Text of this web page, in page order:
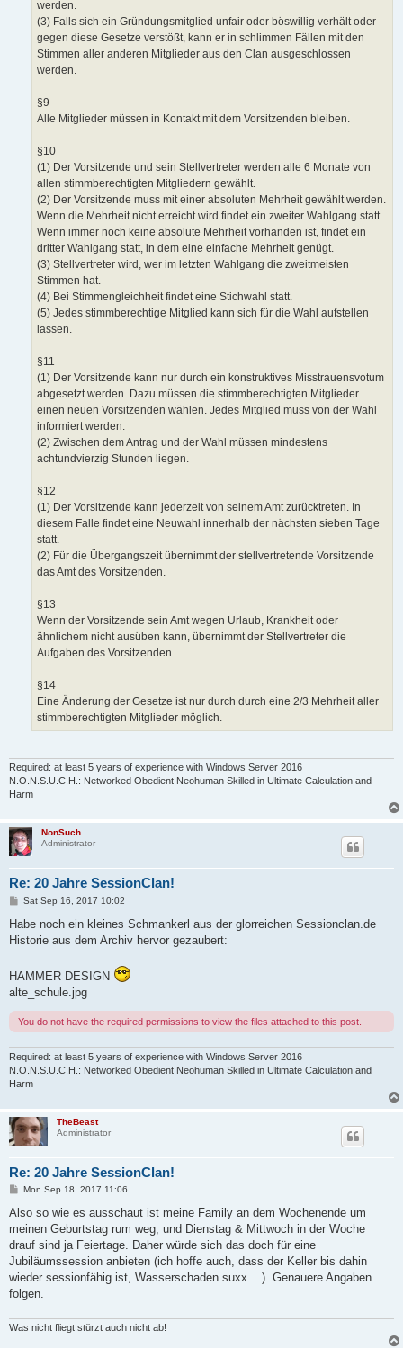
werden.
(3) Falls sich ein Gründungsmitglied unfair oder böswillig verhält oder
gegen diese Gesetze verstößt, kann er in schlimmen Fällen mit den
Stimmen aller anderen Mitglieder aus den Clan ausgeschlossen
werden.
§9
Alle Mitglieder müssen in Kontakt mit dem Vorsitzenden bleiben.
§10
(1) Der Vorsitzende und sein Stellvertreter werden alle 6 Monate von
allen stimmberechtigten Mitgliedern gewählt.
(2) Der Vorsitzende muss mit einer absoluten Mehrheit gewählt werden.
Wenn die Mehrheit nicht erreicht wird findet ein zweiter Wahlgang statt.
Wenn immer noch keine absolute Mehrheit vorhanden ist, findet ein
dritter Wahlgang statt, in dem eine einfache Mehrheit genügt.
(3) Stellvertreter wird, wer im letzten Wahlgang die zweitmeisten
Stimmen hat.
(4) Bei Stimmengleichheit findet eine Stichwahl statt.
(5) Jedes stimmberechtige Mitglied kann sich für die Wahl aufstellen
lassen.
§11
(1) Der Vorsitzende kann nur durch ein konstruktives Misstrauensvotum
abgesetzt werden. Dazu müssen die stimmberechtigten Mitglieder
einen neuen Vorsitzenden wählen. Jedes Mitglied muss von der Wahl
informiert werden.
(2) Zwischen dem Antrag und der Wahl müssen mindestens
achtundvierzig Stunden liegen.
§12
(1) Der Vorsitzende kann jederzeit von seinem Amt zurücktreten. In
diesem Falle findet eine Neuwahl innerhalb der nächsten sieben Tage
statt.
(2) Für die Übergangszeit übernimmt der stellvertretende Vorsitzende
das Amt des Vorsitzenden.
§13
Wenn der Vorsitzende sein Amt wegen Urlaub, Krankheit oder
ähnlichem nicht ausüben kann, übernimmt der Stellvertreter die
Aufgaben des Vorsitzenden.
§14
Eine Änderung der Gesetze ist nur durch durch eine 2/3 Mehrheit aller
stimmberechtigten Mitglieder möglich.
Required: at least 5 years of experience with Windows Server 2016
N.O.N.S.U.C.H.: Networked Obedient Neohuman Skilled in Ultimate Calculation and
Harm
NonSuch
Administrator
Re: 20 Jahre SessionClan!
P
s
Sat Sep 16, 2017 10:02
Habe noch ein kleines Schmankerl aus der glorreichen Sessionclan.de
Historie aus dem Archiv hervor gezaubert:
HAMMER DESIGN
alte_schule.jpg
You do not have the required permissions to view the files attached to this post.
Required: at least 5 years of experience with Windows Server 2016
N.O.N.S.U.C.H.: Networked Obedient Neohuman Skilled in Ultimate Calculation and
Harm
TheBeast
Administrator
Re: 20 Jahre SessionClan!
P
s
Mon Sep 18, 2017 11:06
Also so wie es ausschaut ist meine Family an dem Wochenende um
meinen Geburtstag rum weg, und Dienstag & Mittwoch in der Woche
drauf sind ja Feiertage. Daher würde sich das doch für eine
Jubiläumssession anbieten (ich hoffe auch, dass der Keller bis dahin
wieder sessionfähig ist, Wasserschaden suxx ...). Genauere Angaben
folgen.
Was nicht fliegt stürzt auch nicht ab!